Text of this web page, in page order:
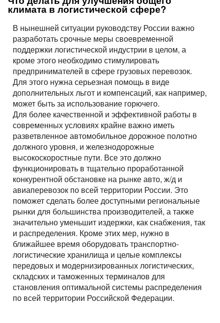
климата в логистической сфере?
В нынешней ситуации руководству России важно
разработать срочные меры своевременной
поддержки логистической индустрии в целом, а
кроме этого необходимо стимулировать
предпринимателей в сфере грузовых перевозок.
Для этого нужна серьезная помощь в виде
дополнительных льгот и компенсаций, как например,
может быть за использование горючего.
Для более качественной и эффективной работы в
современных условиях крайне важно иметь
разветвленное автомобильное дорожное полотно
должного уровня, и железнодорожные
высокоскоростные пути. Все это должно
функционировать в тщательно проработанной
конкурентной обстановке на рынке авто, ж/д и
авиаперевозок по всей территории России. Это
поможет сделать более доступными региональные
рынки для большинства производителей, а также
значительно уменьшит издержки, как снабжения, так
и распределения. Кроме этих мер, нужно в
ближайшее время оборудовать транспортно-
логистические хранилища и целые комплексы
передовых и модернизированных логистических,
складских и таможенных терминалов для
становления оптимальной системы распределения
по всей территории Российской Федерации.